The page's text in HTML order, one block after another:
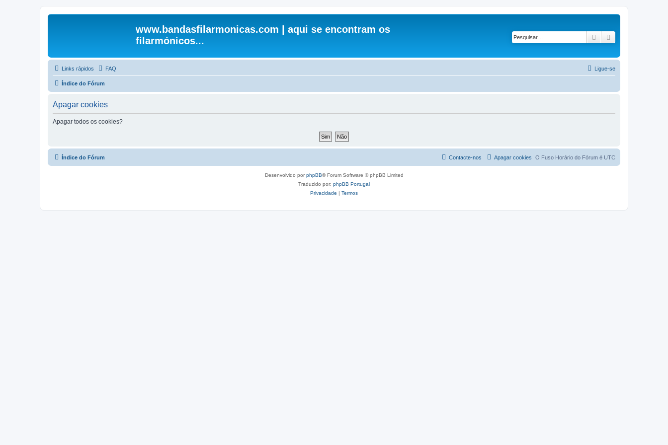
www.bandasfilarmonicas.com | aqui se encontram os
filarmónicos...
Pesquisar
Links rápidos FAQ Ligue-se
Índice do Fórum
Apagar cookies
Apagar todos os cookies?
Índice do Fórum O Fuso Horário do Fórum é UTC
Apagar cookies
Contacte-nos
Desenvolvido porphpBB® Forum Software © phpBB Limited
Traduzido por: phpBB Portugal
Privacidade | Termos